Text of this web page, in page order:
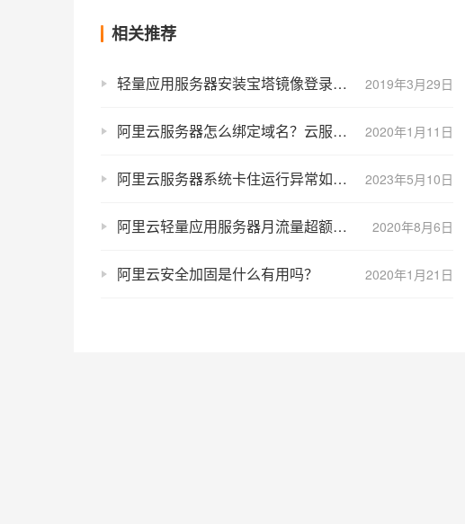
相关推荐
2019年3月29日
轻量应用服务器安装宝塔镜像登录账号密码是什么？
2020年1月11日
阿里云服务器怎么绑定域名？云服务器绑定域名的方法
2023年5月10日
阿里云服务器系统卡住运行异常如何远程连接？
2020年8月6日
阿里云轻量应用服务器月流量超额如何收费？
2020年1月21日
阿里云安全加固是什么有用吗？